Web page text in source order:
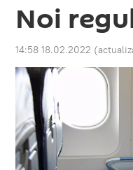
Noi
14:58 18.02.2022